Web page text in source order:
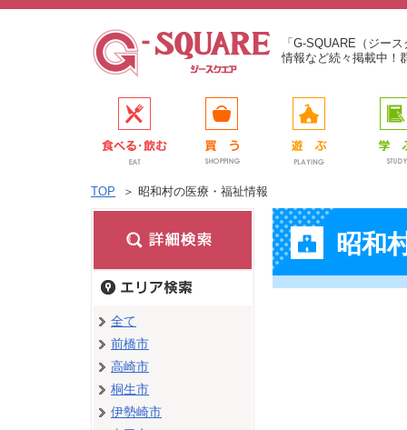
「G-SQUARE（ジー
情報など続々掲載中！
TOP ＞ 昭和村の医療・福祉情報
昭和
全て
前橋市
高崎市
桐生市
伊勢崎市